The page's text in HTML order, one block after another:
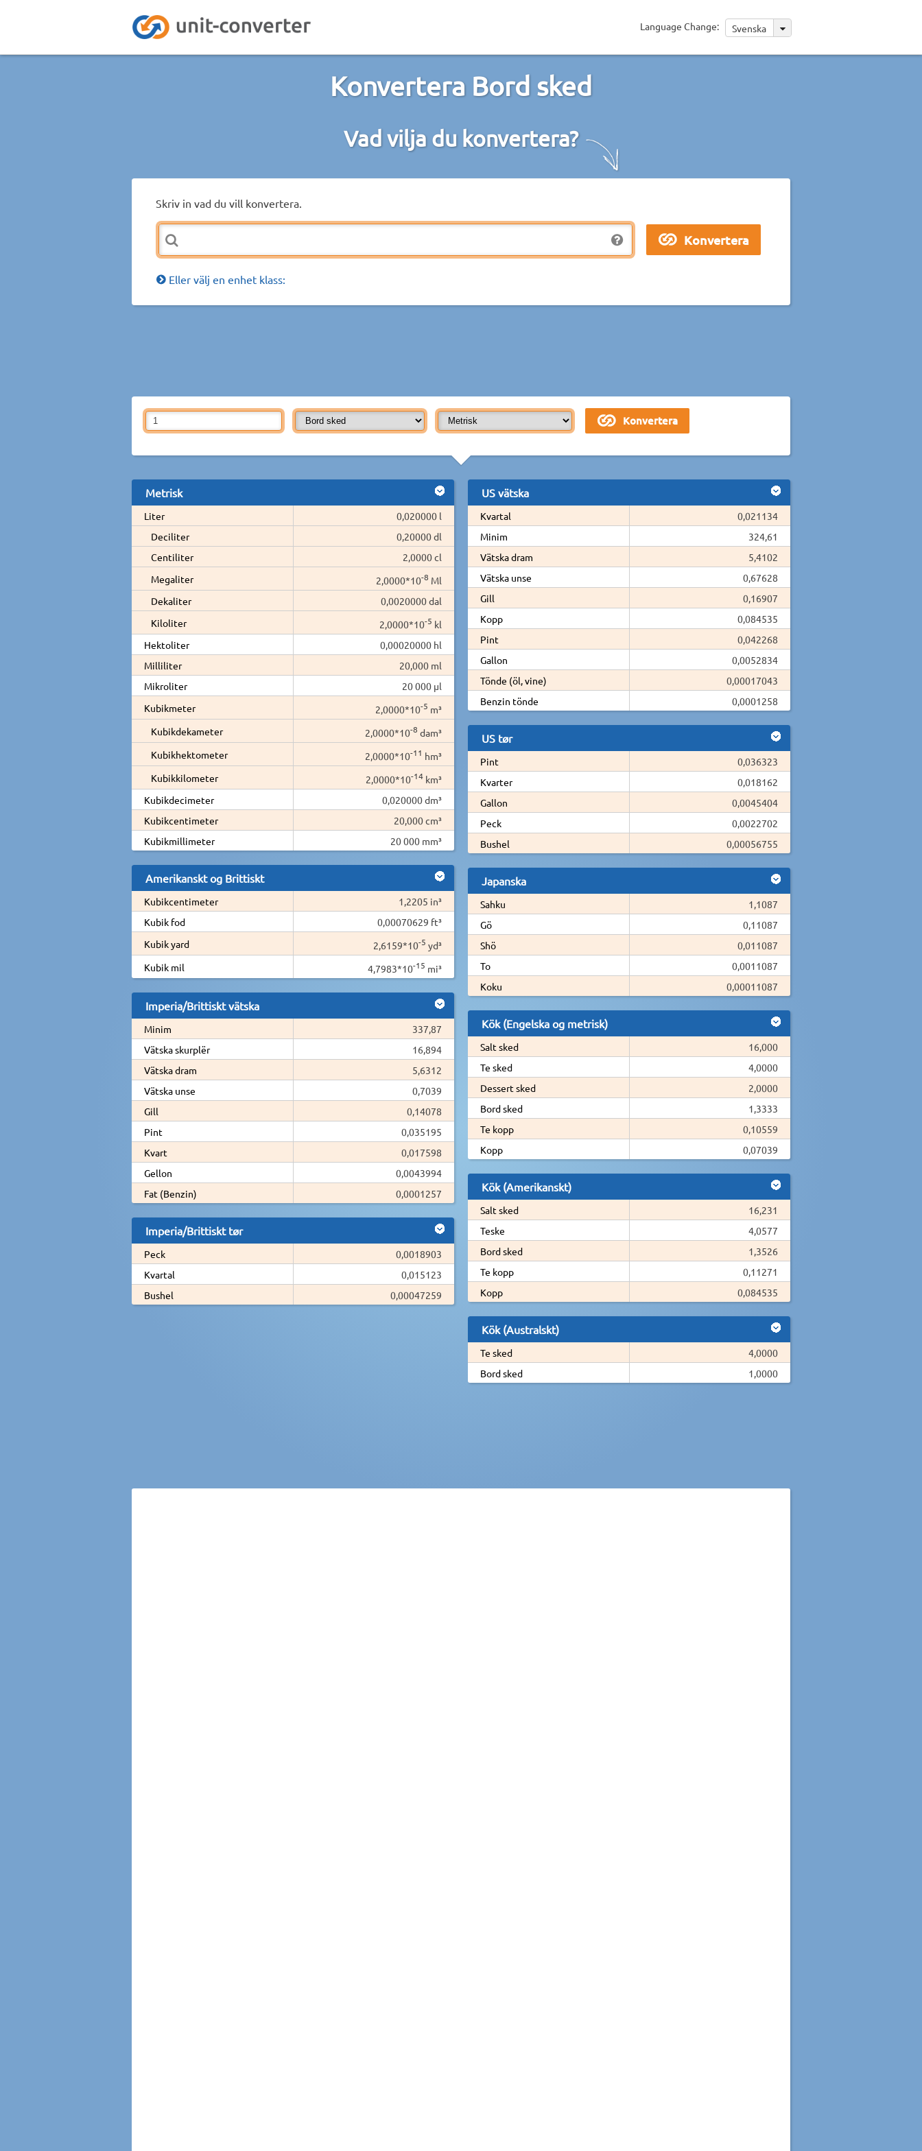
Language Change: Svenska
Konvertera Bord sked
Vad vilja du konvertera?
Skriv in vad du vill konvertera.
Eller välj en enhet klass:
Metrisk
Liter
0,020000 l
Deciliter
0,20000 dl
Centiliter
2,0000 cl
Megaliter
2,0000*10-8 Ml
Dekaliter
0,0020000 dal
Kiloliter
2,0000*10-5 kl
Hektoliter
0,00020000 hl
Milliliter
20,000 ml
Mikroliter
20 000 µl
Kubikmeter
2,0000*10-5 m³
Kubikdekameter
2,0000*10-8 dam³
Kubikhektometer
2,0000*10-11 hm³
Kubikkilometer
2,0000*10-14 km³
Kubikdecimeter
0,020000 dm³
Kubikcentimeter
20,000 cm³
Kubikmillimeter
20 000 mm³
Amerikanskt og Brittiskt
Kubikcentimeter
1,2205 in³
Kubik fod
0,00070629 ft³
Kubik yard
2,6159*10-5 yd³
Kubik mil
4,7983*10-15 mi³
Imperia/Brittiskt vätska
Minim
337,87
Vätska skurplër
16,894
Vätska dram
5,6312
Vätska unse
0,7039
Gill
0,14078
Pint
0,035195
Kvart
0,017598
Gellon
0,0043994
Fat (Benzin)
0,0001257
Imperia/Brittiskt tør
Peck
0,0018903
Kvartal
0,015123
Bushel
0,00047259
US vätska
Kvartal
0,021134
Minim
324,61
Vätska dram
5,4102
Vätska unse
0,67628
Gill
0,16907
Kopp
0,084535
Pint
0,042268
Gallon
0,0052834
Tönde (öl, vine)
0,00017043
Benzin tönde
0,0001258
US tør
Pint
0,036323
Kvarter
0,018162
Gallon
0,0045404
Peck
0,0022702
Bushel
0,00056755
Japanska
Sahku
1,1087
Gö
0,11087
Shö
0,011087
To
0,0011087
Koku
0,00011087
Kök (Engelska og metrisk)
Salt sked
16,000
Te sked
4,0000
Dessert sked
2,0000
Bord sked
1,3333
Te kopp
0,10559
Kopp
0,07039
Kök (Amerikanskt)
Salt sked
16,231
Teske
4,0577
Bord sked
1,3526
Te kopp
0,11271
Kopp
0,084535
Kök (Australskt)
Te sked
4,0000
Bord sked
1,0000